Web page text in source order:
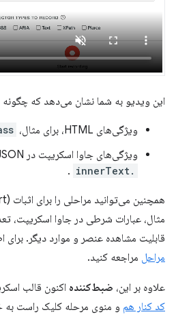
این ویدیو به شما نشان می‌دهد که چگونه
ویژگی‌های HTML، برای مثال،
ویژگی‌های جاوا اسکریپت در JSON، برای مثال،
.innerText
.
مثال، عبارات شرطی در جاوا اسکریپت،
قابلیت مشاهده عنصر و موارد دیگر. برای
مراحل مراجعه کنید.
علاوه بر این، ضبط‌کننده اکنون قالب
کد کنار هم و منوی مرحله کلیک راست به